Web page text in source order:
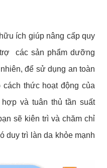
ích giúp nâng cấp quy
các sản phẩm dưỡng
để sử dụng an toàn
thức hoạt động của
và tuân thủ tần suất
sẽ kiên trì và chăm chỉ
duy trì làn da khỏe mạnh